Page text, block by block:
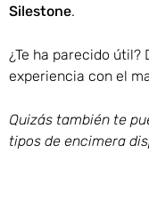
Silestone.
¿Te ha parecido
experiencia con el
Quizás también te
tipos de encimera